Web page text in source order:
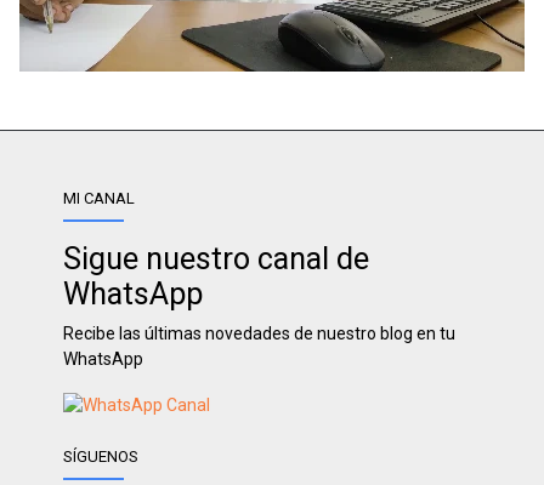
MI CANAL
Sigue nuestro canal de
WhatsApp
Recibe las últimas novedades de nuestro blog en tu
WhatsApp
SÍGUENOS